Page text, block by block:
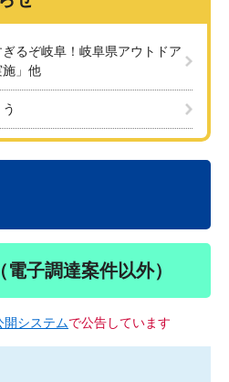
るぞ岐阜！岐阜県アウトドア
」他
子調達案件以外）
開システムで公告しています